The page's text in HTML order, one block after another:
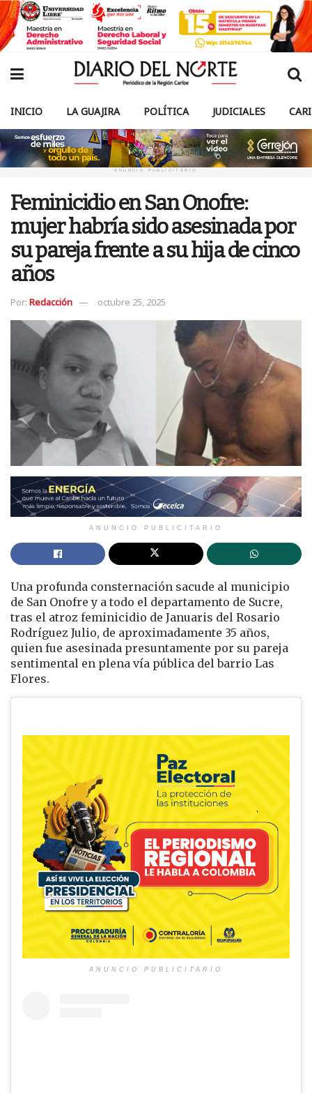
INICIO LA GUAJIRA POLÍTICA JUDICIALES
ANUNCIO PUBLICITARIO
Feminicidio en San Onofre:
mujer habría sido asesinada por
su pareja frente a su hija de cinco
años
Por: Redacción octubre 25, 2025
ANUNCIO PUBLICITARIO
Una profunda consternación sacude al municipio
de San Onofre y a todo el departamento de Sucre,
tras el atroz feminicidio de Januaris del Rosario
Rodríguez Julio, de aproximadamente 35 años,
quien fue asesinada presuntamente por su pareja
sentimental en plena vía pública del barrio Las
Flores.
ANUNCIO PUBLICITARIO